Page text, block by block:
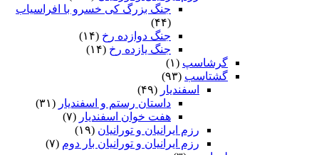
جنگ بزرگ کی خسرو با افراسیاب
(۴۴)
جنگ دوازده رخ (۱۴)
جنگ یازده رخ (۱۴)
گرشاسپ (۱)
گشتاسب (۹۳)
اسفندیار (۴۹)
داستان رستم و اسفندیار (۳۱)
هفت خوان اسفندیار (۷)
رزم ایرانیان و تورانیان (۱۹)
رزم ایرانیان و تورانیان بار دوم (۷)